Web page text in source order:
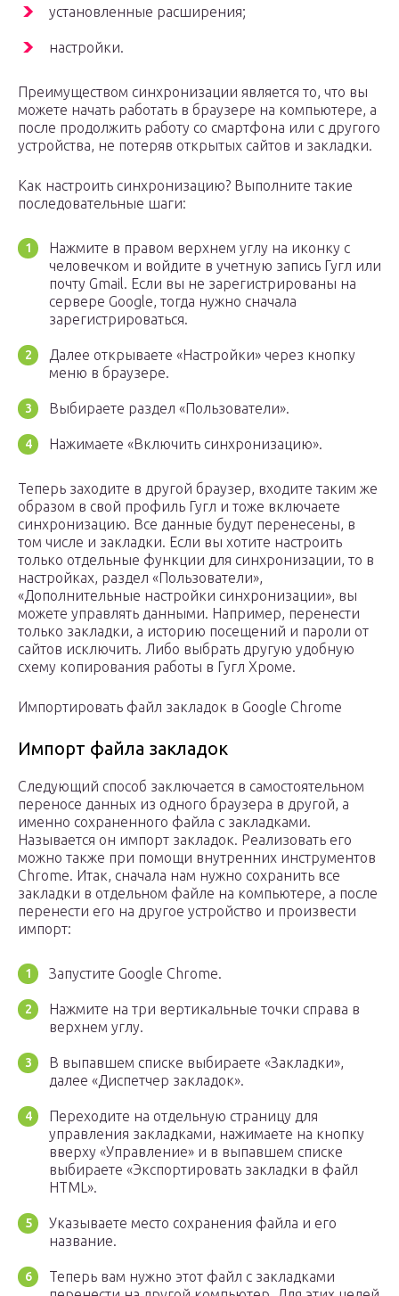
установленные расширения;
настройки.
Преимуществом синхронизации является то, что вы
можете начать работать в браузере на компьютере, а
после продолжить работу со смартфона или с другого
устройства, не потеряв открытых сайтов и закладки.
Как настроить синхронизацию? Выполните такие
последовательные шаги:
Нажмите в правом верхнем углу на иконку с
человечком и войдите в учетную запись Гугл или
почту Gmail. Если вы не зарегистрированы на
сервере Google, тогда нужно сначала
зарегистрироваться.
Далее открываете «Настройки» через кнопку
меню в браузере.
Выбираете раздел «Пользователи».
Нажимаете «Включить синхронизацию».
Теперь заходите в другой браузер, входите таким же
образом в свой профиль Гугл и тоже включаете
синхронизацию. Все данные будут перенесены, в
том числе и закладки. Если вы хотите настроить
только отдельные функции для синхронизации, то в
настройках, раздел «Пользователи»,
«Дополнительные настройки синхронизации», вы
можете управлять данными. Например, перенести
только закладки, а историю посещений и пароли от
сайтов исключить. Либо выбрать другую удобную
схему копирования работы в Гугл Хроме.
Импортировать файл закладок в Google Chrome
Импорт файла закладок
Следующий способ заключается в самостоятельном
переносе данных из одного браузера в другой, а
именно сохраненного файла с закладками.
Называется он импорт закладок. Реализовать его
можно также при помощи внутренних инструментов
Chrome. Итак, сначала нам нужно сохранить все
закладки в отдельном файле на компьютере, а после
перенести его на другое устройство и произвести
импорт:
Запустите Google Chrome.
Нажмите на три вертикальные точки справа в
верхнем углу.
В выпавшем списке выбираете «Закладки»,
далее «Диспетчер закладок».
Переходите на отдельную страницу для
управления закладками, нажимаете на кнопку
вверху «Управление» и в выпавшем списке
выбираете «Экспортировать закладки в файл
HTML».
Указываете место сохранения файла и его
название.
Теперь вам нужно этот файл с закладками